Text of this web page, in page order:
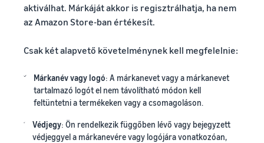
aktiválhat. Márkáját akkor is regisztrálhatja, ha nem
az Amazon Store-ban értékesít.
Csak két alapvető követelménynek kell megfelelnie:
Márkanév vagy logó: A márkanevet vagy a márkanevet
tartalmazó logót el nem távolítható módon kell
feltüntetni a termékeken vagy a csomagoláson.
Védjegy: Ön rendelkezik függőben lévő vagy bejegyzett
védjeggyel a márkanevére vagy logójára vonatkozóan,